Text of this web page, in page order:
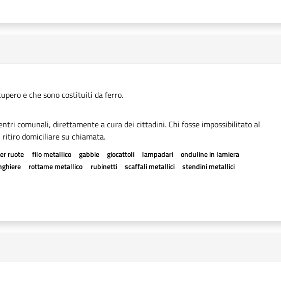
e che sono costituiti da ferro.
comunali, direttamente a cura dei cittadini. Chi fosse impossibilitato al
domiciliare su chiamata.
ruote filo metallico gabbie giocattoli lampadari
onduline in lamiera
rottame metallico rubinetti scaffali metallici
stendini metallici